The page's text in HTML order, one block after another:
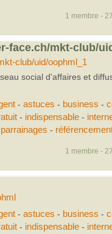
1 membre -
face.ch/mkt-club/
club/uid/oophml_1
social d'affaires et
- astuces - business -
- indispensable-
parrainages -
1 membre -
- astuces - business -
- indispensable-